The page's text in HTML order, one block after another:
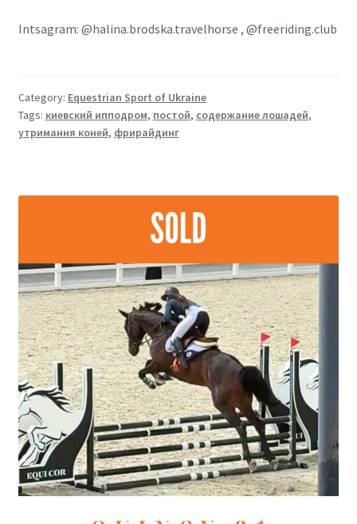
Intsagram: @halina.brodska.travelhorse , @freeriding.club
Category: Equestrian Sport of Ukraine
Tags: киевский ипподром, постой, содержание лошадей,
утримання коней, фрирайдинг